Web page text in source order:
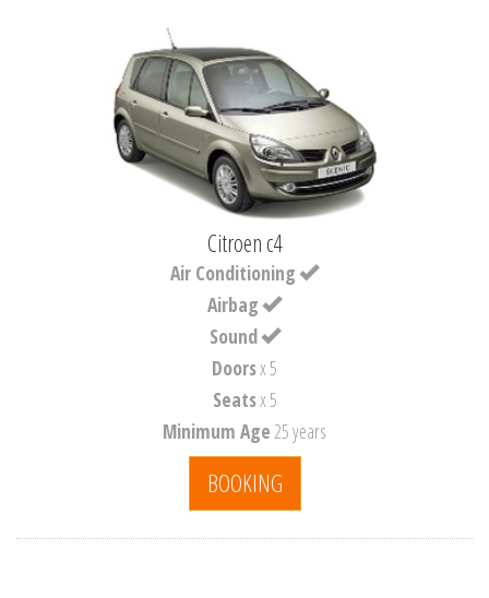
Citroen c4
Air Conditioning
Airbag
Sound
Doorsx 5
Seatsx 5
Minimum Age25 years
BOOKING